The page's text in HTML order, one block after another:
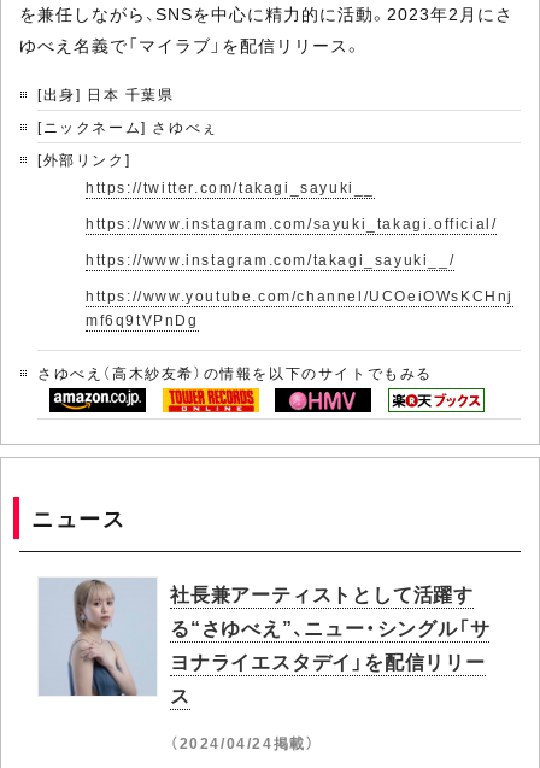
を兼任しながら、SNSを中心に精力的に活動。2023年2月にさ
ゆべえ名義で「マイラブ」を配信リリース。
[出身] 日本 千葉県
[ニックネーム] さゆべぇ
[外部リンク]
https://twitter.com/takagi_sayuki__
https://www.instagram.com/sayuki_takagi.official/
https://www.instagram.com/takagi_sayuki__/
https://www.youtube.com/channel/UCOeiOWsKCHnj
mf6q9tVPnDg
さゆべえ（高木紗友希）の情報を以下のサイトでもみる
ニュース
社長兼アーティストとして活躍す
る“さゆべえ”、ニュー・シングル「サ
ヨナライエスタデイ」を配信リリー
ス
（2024/04/24掲載）